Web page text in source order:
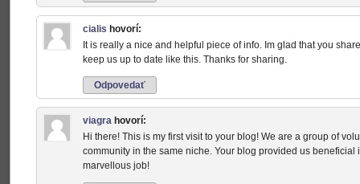
cialis hovorí:
It is really a nice and helpful piece of info. Im glad that you
keep us up to date like this. Thanks for sharing.
Odpovedať
viagra hovorí:
Hi there! This is my first visit to your blog! We are a group of
community in the same niche. Your blog provided us
marvellous job!